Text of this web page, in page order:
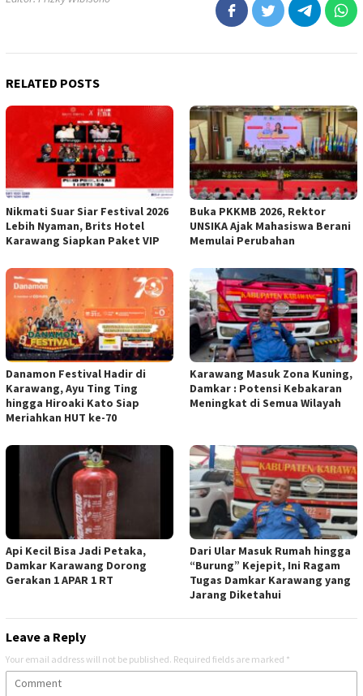
RELATED POSTS
Nikmati Suar Siar Festival 2026
Lebih Nyaman, Brits Hotel
Karawang Siapkan Paket VIP
Buka PKKMB 2026, Rektor
UNSIKA Ajak Mahasiswa Berani
Memulai Perubahan
Danamon Festival Hadir di
Karawang, Ayu Ting Ting
hingga Hiroaki Kato Siap
Meriahkan HUT ke-70
Karawang Masuk Zona Kuning,
Damkar : Potensi Kebakaran
Meningkat di Semua Wilayah
Api Kecil Bisa Jadi Petaka,
Damkar Karawang Dorong
Gerakan 1 APAR 1 RT
Dari Ular Masuk Rumah hingga
“Burung” Kejepit, Ini Ragam
Tugas Damkar Karawang yang
Jarang Diketahui
Leave a Reply
Your email address will not be published. Required fields are marked *